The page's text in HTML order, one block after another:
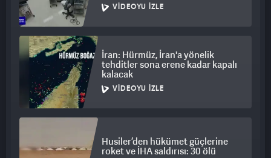
VIDEOYU İZLE
İran: Hürmüz, İran'a yönelik
tehditler sona erene kadar kapalı
kalacak
VIDEOYU İZLE
Husiler’den hükümet güçlerine
roket ve İHA saldırısı: 30 ölü